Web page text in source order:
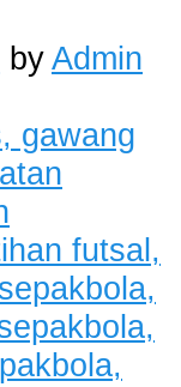
byAdmin